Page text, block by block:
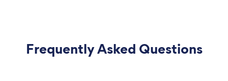
Frequently Asked Questions